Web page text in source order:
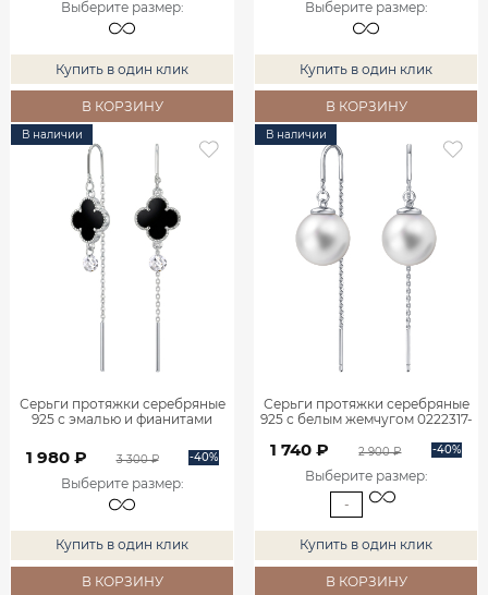
Выберите размер:
Купить в один клик
В КОРЗИНУ
Выберите размер:
Купить в один клик
В КОРЗИНУ
В наличии
Серьги протяжки серебряные
925 с эмалью и фианитами
1 980 ₽ 3 300 ₽ -40%
Выберите размер:
Купить в один клик
В КОРЗИНУ
В наличии
Серьги протяжки серебряные
925 с белым жемчугом 0222317-
1 740 ₽ 2 900 ₽ -40%
Выберите размер:
-
Купить в один клик
В КОРЗИНУ